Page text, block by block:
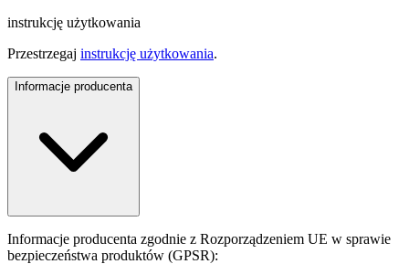
instrukcję użytkowania
Przestrzegaj instrukcję użytkowania.
Informacje producenta
Informacje producenta zgodnie z Rozporządzeniem UE w sprawie
bezpieczeństwa produktów (GPSR):